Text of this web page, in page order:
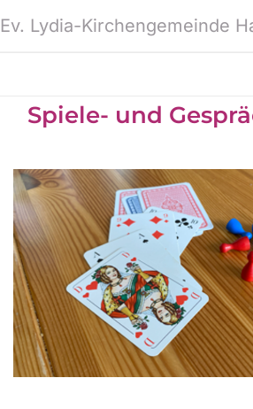
Ev. Lydia-Kirchengemeinde
Spiele- und